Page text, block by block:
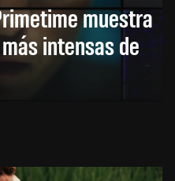
muestra
intensas de